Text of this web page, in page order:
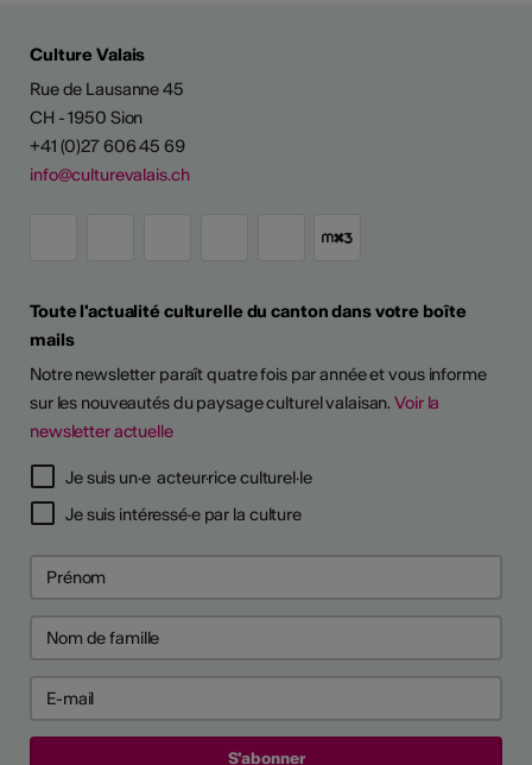
Culture Valais
Rue de Lausanne 45
CH - 1950 Sion
+41 (0)27 606 45 69
info@culturevalais.ch
Toute l'actualité culturelle du canton dans votre boîte
mails
Notre newsletter paraît quatre fois par année et vous informe
sur les nouveautés du paysage culturel valaisan.Voir la
newsletter actuelle
Je suis un·e acteur·rice culturel·le
Je suis intéressé·e par la culture